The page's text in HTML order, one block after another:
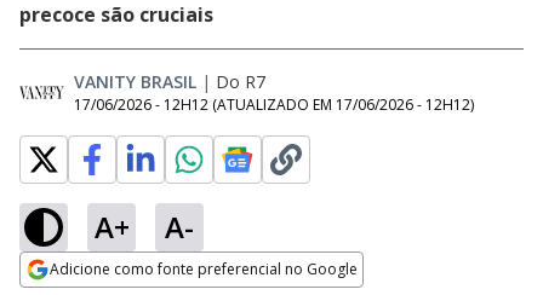
precoce são cruciais
VANITY BRASIL | Do R7
17/06/2026 - 12H12 (ATUALIZADO EM 17/06/2026 - 12H12)
A+ A-
Adicione como fonte preferencial no Google